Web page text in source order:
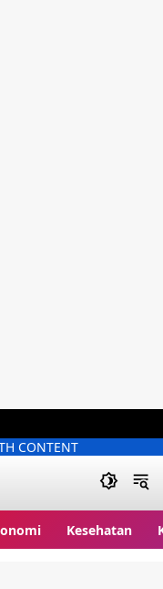
CONTENT
Kesehatan